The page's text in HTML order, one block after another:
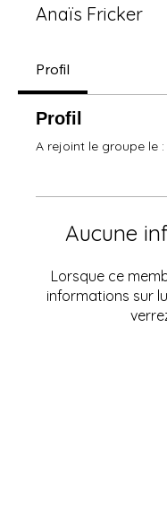
Anaïs Fricker
Profil
Profil
A rejoint le groupe le
Aucune
Lorsque ce
informations sur